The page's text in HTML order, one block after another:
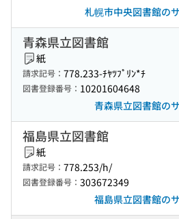
札幌市中央図書館の
青森県立図書館
紙
請求記号： 778.233-ﾁﾔﾂﾌﾟﾘﾝ*ﾁ
図書登録番号： 10201604648
青森県立図書館の
福島県立図書館
紙
請求記号： 778.253/h/
図書登録番号： 303672349
福島県立図書館の